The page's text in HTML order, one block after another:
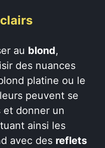
au blond,
des nuances
platine ou le
peuvent se
et donner un
ainsi les
avec des reflets